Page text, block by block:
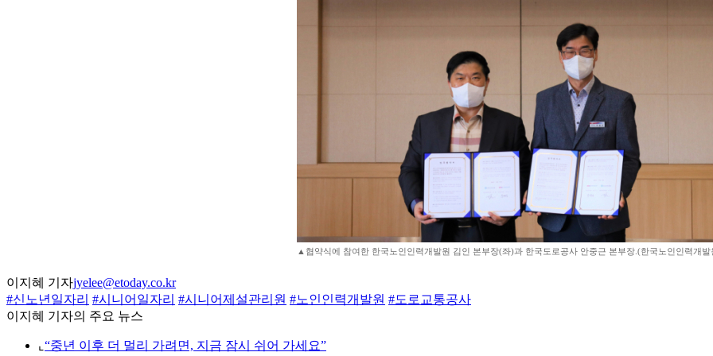
▲협약식에 참여한 한국노인인력개발원 김인 본부장(좌)과 한국도로공사 안중근 본부장.(한국노인인력개발
이지혜 기자jyelee@etoday.co.kr
#신노년일자리 #시니어일자리 #시니어제설관리원 #노인인력개발원 #도로교통공사
이지혜 기자의 주요 뉴스
⌞ “중년 이후 더 멀리 가려면, 지금 잠시 쉬어 가세요”